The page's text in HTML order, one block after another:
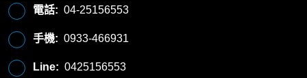
電話: 04-25156553
手機: 0933-466931
Line: 0425156553